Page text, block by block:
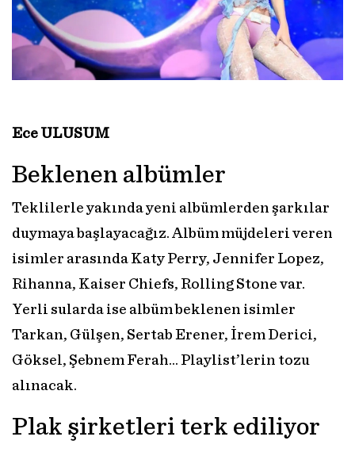
Ece ULUSUM
Beklenen albümler
Teklilerle yakında yeni albümlerden şarkılar
duymaya başlayacağız. Albüm müjdeleri veren
isimler arasında Katy Perry, Jennifer Lopez,
Rihanna, Kaiser Chiefs, Rolling Stone var.
Yerli sularda ise albüm beklenen isimler
Tarkan, Gülşen, Sertab Erener, İrem Derici,
Göksel, Şebnem Ferah… Playlist’lerin tozu
alınacak.
Plak şirketleri terk ediliyor